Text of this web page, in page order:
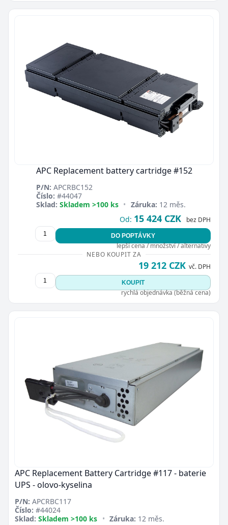
APC Replacement battery cartridge #152
P/N: APCRBC152
Číslo: #44047
Sklad: Skladem >100 ks • Záruka: 12 měs.
Od: 15 424 CZK bez DPH
DO POPTÁVKY
lepší cena / množství / alternativy
NEBO KOUPIT ZA
19 212 CZK vč. DPH
KOUPIT
rychlá objednávka (běžná cena)
APC Replacement Battery Cartridge #117 - baterie
UPS - olovo-kyselina
P/N: APCRBC117
Číslo: #44024
Sklad: Skladem >100 ks • Záruka: 12 měs.